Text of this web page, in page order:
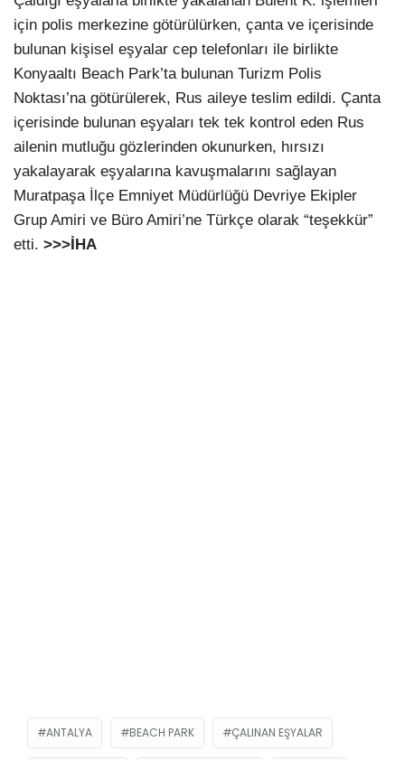
için polis merkezine götürülürken, çanta ve içerisinde
bulunan kişisel eşyalar cep telefonları ile birlikte
Konyaaltı Beach Park’ta bulunan Turizm Polis
Noktası’na götürülerek, Rus aileye teslim edildi. Çanta
içerisinde bulunan eşyaları tek tek kontrol eden Rus
ailenin mutluğu gözlerinden okunurken, hırsızı
yakalayarak eşyalarına kavuşmalarını sağlayan
Muratpaşa İlçe Emniyet Müdürlüğü Devriye Ekipler
Grup Amiri ve Büro Amiri’ne Türkçe olarak “teşekkür”
etti. >>>İHA
ANTALYA BEACH PARK ÇALINAN EŞYALAR